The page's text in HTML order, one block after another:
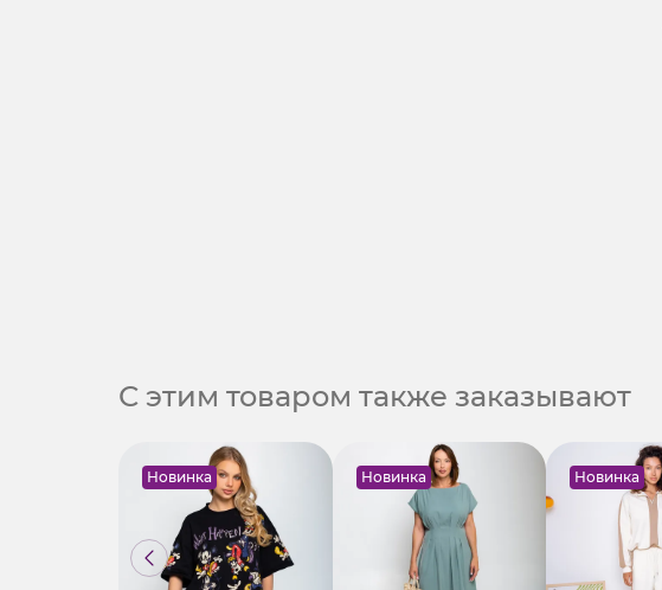
С этим товаром также заказывают
Новинка Новинка Новинка